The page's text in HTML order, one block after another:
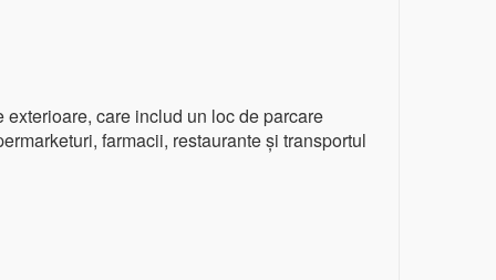
care includ un loc de parcare
farmacii, restaurante și transportul